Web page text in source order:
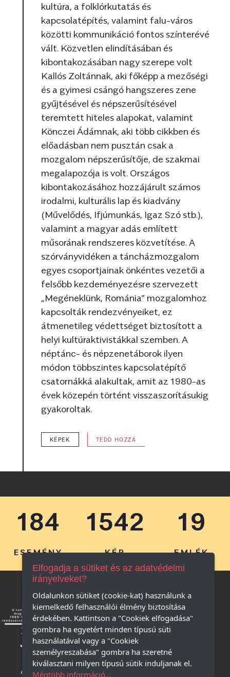
kultúra, a folklórkutatás és
kapcsolatépítés, valamint falu-város
közötti kommunikáció fontos színterévé
vált. Közvetlen elindításában és
kibontakozásában nagy szerepe volt
Kallós Zoltánnak, aki főképp a mezőségi
és a gyimesi csángó hangszeres zene
gyűjtésével és népszerűsítésével
teremtett hiteles alapokat, valamint
Könczei Ádámnak, aki több cikkben és
előadásban nem pusztán csak a
mozgalom népszerűsítője, de szakmai
megalapozója is volt. Országos
kibontakozásához hozzájárult számos
irodalmi, kulturális lap és kiadvány
(Művelődés, Ifjúmunkás, Igaz Szó stb.),
valamint a magyar adás említett
műsorának rendszeres közvetítése. A
szórványvidéken a táncházmozgalom
egyes csoportjainak önkéntes vezetői a
felsőbb kezdeményezésre szervezett
„Megéneklünk, Románia” mozgalomhoz
kapcsolták rendezvényeiket, ez
átmenetileg védettséget biztosított a
helyi kultúraktivistákkal szemben. A
néptánc- és népzenetáborok ilyen
módon többszintes kapcsolatépítő
csatornákká alakultak, amit az 1980-as
évek közepén történt visszaszorításukig
gyakoroltak.
KÉPEK TEDD HOZZÁ
184
ESEMÉNY
1542
KÉP
19
EMLÉK
Adatkezelési
Elfogadja a sütiket és az adatvédelmi
irányelveket?
Oldalunkon sütiket (cookie-kat) használunk a
kiemelkedő felhasználói élmény biztosítása
érdekében. Kattintson a "Cookiek elfogadása"
gombra ha egyetért minden típusú süti
használatával vagy a "Cookiek
személyreszabása" gombra ha szeretné
kiválasztani milyen típusú sütik induljanak el.
Mégtöbb információ...